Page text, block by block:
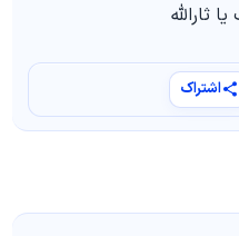
ثارالله
اشتراک